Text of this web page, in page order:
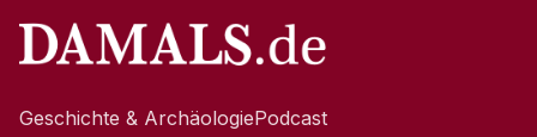
Geschichte & ArchäologiePodcast